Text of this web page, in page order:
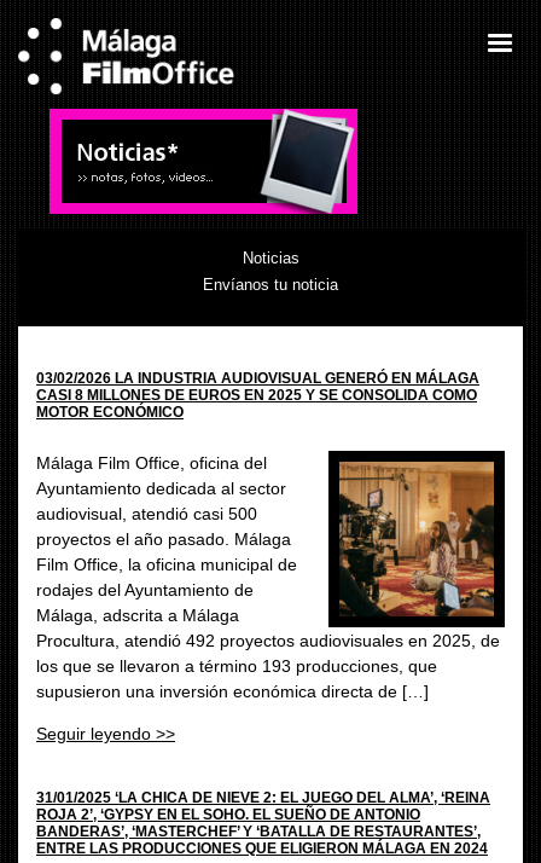
Noticias
Envíanos tu noticia
03/02/2026 LA INDUSTRIA AUDIOVISUAL GENERÓ EN MÁLAGA
CASI 8 MILLONES DE EUROS EN 2025 Y SE CONSOLIDA COMO
MOTOR ECONÓMICO
Málaga Film Office, oficina del
Ayuntamiento dedicada al sector
audiovisual, atendió casi 500
proyectos el año pasado. Málaga
Film Office, la oficina municipal de
rodajes del Ayuntamiento de
Málaga, adscrita a Málaga
Procultura, atendió 492 proyectos audiovisuales en 2025, de
los que se llevaron a término 193 producciones, que
supusieron una inversión económica directa de […]
Seguir leyendo >>
31/01/2025 ‘LA CHICA DE NIEVE 2: EL JUEGO DEL ALMA’, ‘REINA
ROJA 2’, ‘GYPSY EN EL SOHO. EL SUEÑO DE ANTONIO
BANDERAS’, ‘MASTERCHEF’ Y ‘BATALLA DE RESTAURANTES’,
ENTRE LAS PRODUCCIONES QUE ELIGIERON MÁLAGA EN 2024